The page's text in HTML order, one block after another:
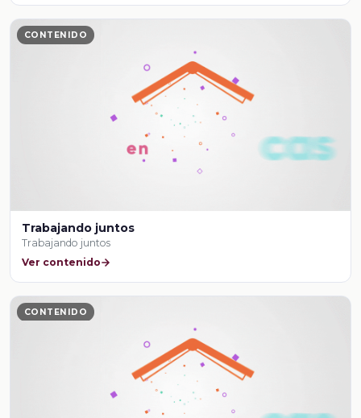
CONTENIDO
Trabajando juntos
Trabajando juntos
Ver contenido
CONTENIDO